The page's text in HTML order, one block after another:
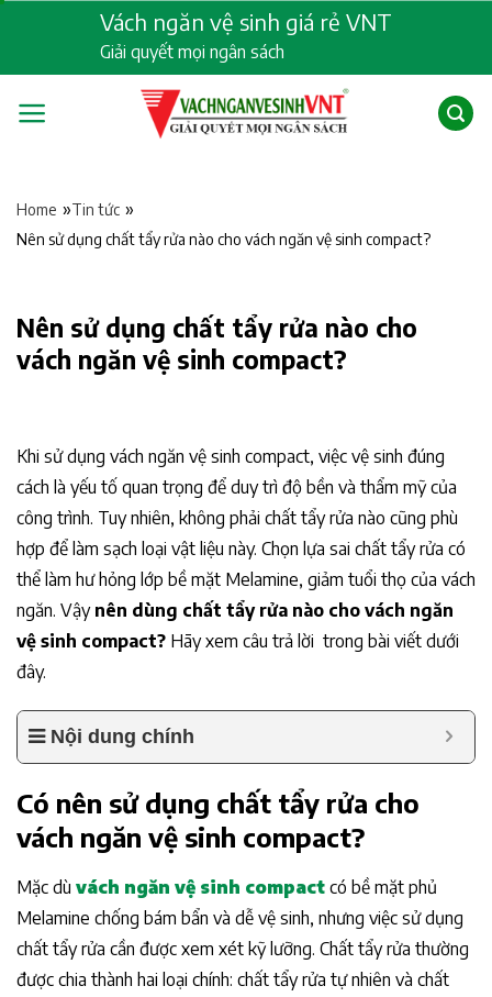
content
Vách ngăn vệ sinh giá rẻ VNT
Giải quyết mọi ngân sách
Home »Tin tức »
Nên sử dụng chất tẩy rửa nào cho vách ngăn vệ sinh compact?
Nên sử dụng chất tẩy rửa nào cho
vách ngăn vệ sinh compact?
Khi sử dụng vách ngăn vệ sinh compact, việc vệ sinh đúng
cách là yếu tố quan trọng để duy trì độ bền và thẩm mỹ của
công trình. Tuy nhiên, không phải chất tẩy rửa nào cũng phù
hợp để làm sạch loại vật liệu này. Chọn lựa sai chất tẩy rửa có
thể làm hư hỏng lớp bề mặt Melamine, giảm tuổi thọ của vách
ngăn. Vậy nên dùng chất tẩy rửa nào cho vách ngăn
vệ sinh compact? Hãy xem câu trả lời trong bài viết dưới
đây.
Nội dung chính
Có nên sử dụng chất tẩy rửa cho
vách ngăn vệ sinh compact?
Mặc dù vách ngăn vệ sinh compact có bề mặt phủ
Melamine chống bám bẩn và dễ vệ sinh, nhưng việc sử dụng
chất tẩy rửa cần được xem xét kỹ lưỡng. Chất tẩy rửa thường
được chia thành hai loại chính: chất tẩy rửa tự nhiên và chất